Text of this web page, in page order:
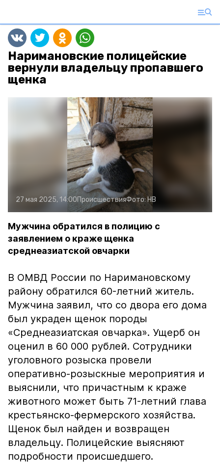
Наримановские полицейские
вернули владельцу пропавшего
щенка
27 мая 2025, 14:00ПроисшествияФото:НВ
Мужчина обратился в полицию с
заявлением о краже щенка
среднеазиатской овчарки
В ОМВД России по Наримановскому
району обратился 60-летний житель.
Мужчина заявил, что со двора его дома
был украден щенок породы
«Среднеазиатская овчарка». Ущерб он
оценил в 60 000 рублей. Сотрудники
уголовного розыска провели
оперативно-розыскные мероприятия и
выяснили, что причастным к краже
животного может быть 71-летний глава
крестьянско-фермерского хозяйства.
Щенок был найден и возвращен
владельцу. Полицейские выясняют
подробности происшедшего.